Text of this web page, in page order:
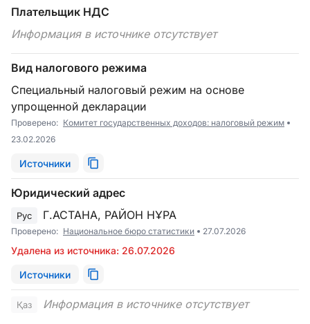
Плательщик НДС
Информация в источнике отсутствует
Вид налогового режима
Специальный налоговый режим на основе
упрощенной декларации
Проверено: Комитет государственных доходов: налоговый режим
23.02.2026
Источники
Юридический адрес
Рус Г.АСТАНА, РАЙОН НҰРА
Проверено: Национальное бюро статистики 27.07.2026
Удалена из источника: 26.07.2026
Источники
Қаз Информация в источнике отсутствует